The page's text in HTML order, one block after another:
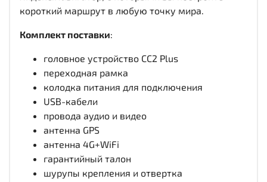
короткий маршрут в любую точку мира.
Комплект поставки:
головное устройство CC2 Plus
переходная рамка
колодка питания для подключения
USB-кабели
провода аудио и видео
антенна GPS
антенна 4G+WiFi
гарантийный талон
шурупы крепления и отвертка